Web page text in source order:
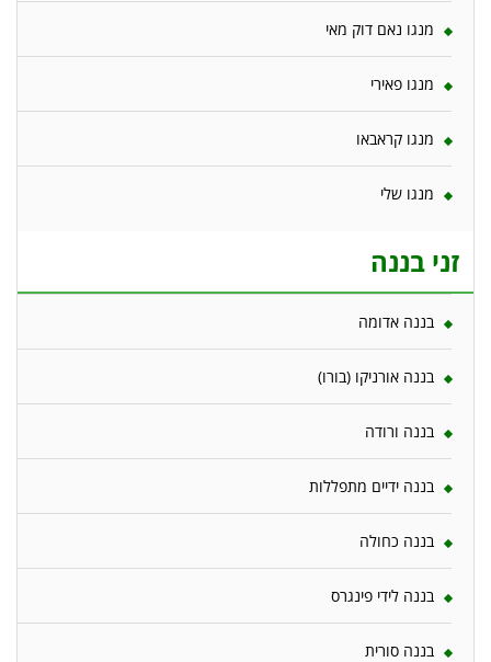
מנגו נאם דוק מאי
מנגו פאירי
מנגו קראבאו
מנגו שלי
זני בננה
בננה אדומה
בננה אורניקו (בורו)
בננה ורודה
בננה ידיים מתפללות
בננה כחולה
בננה לידי פינגרס
בננה סורית